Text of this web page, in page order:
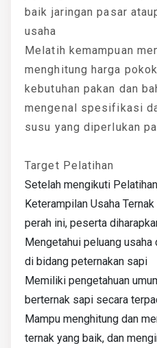
baik jaringan pasar
usaha
Melatih kemampuan
menghitung harga
kebutuhan pakan dan
mengenal spesifikasi
susu yang diperlukan
Target Pelatihan
Setelah mengikuti
Keterampilan Usaha
perah ini, peserta
Mengetahui peluang
di bidang peternakan sapi
Memiliki pengetahuan
berternak sapi secara
Mampu menghitung dan
ternak yang baik, dan